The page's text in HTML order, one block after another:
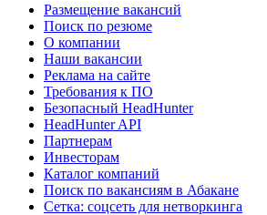
Размещение вакансий
Поиск по резюме
О компании
Наши вакансии
Реклама на сайте
Требования к ПО
Безопасный HeadHunter
HeadHunter API
Партнерам
Инвесторам
Каталог компаний
Поиск по вакансиям в Абакане
Сетка: соцсеть для нетворкинга